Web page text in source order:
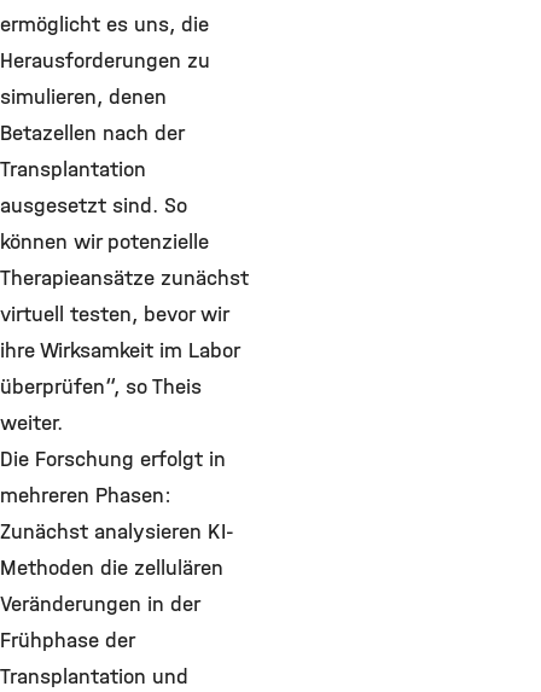
ermöglicht es uns, die
Herausforderungen zu
simulieren, denen
Betazellen nach der
Transplantation
ausgesetzt sind. So
können wir potenzielle
Therapieansätze zunächst
virtuell testen, bevor wir
ihre Wirksamkeit im Labor
überprüfen“, so Theis
weiter.
Die Forschung erfolgt in
mehreren Phasen:
Zunächst analysieren KI-
Methoden die zellulären
Veränderungen in der
Frühphase der
Transplantation und